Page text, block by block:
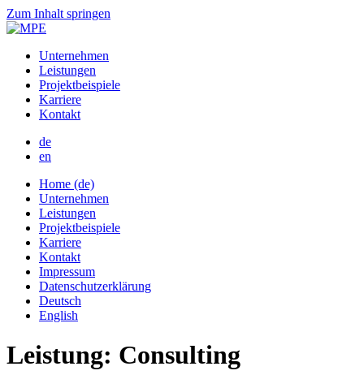
Zum Inhalt springen
Unternehmen
Leistungen
Projektbeispiele
Karriere
Kontakt
de
en
Home (de)
Unternehmen
Leistungen
Projektbeispiele
Karriere
Kontakt
Impressum
Datenschutzerklärung
Deutsch
English
Leistung: Consulting